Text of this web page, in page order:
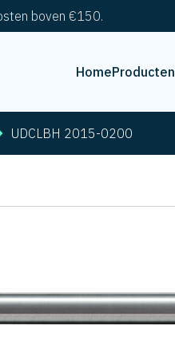
boven €150.
HomeProducten
UDCLBH 2015-0200